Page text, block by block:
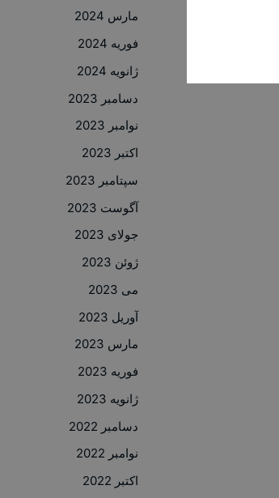
مارس 2024
فوریه 2024
ژانویه 2024
دسامبر 2023
نوامبر 2023
اکتبر 2023
سپتامبر 2023
آگوست 2023
جولای 2023
ژوئن 2023
می 2023
آوریل 2023
مارس 2023
فوریه 2023
ژانویه 2023
دسامبر 2022
نوامبر 2022
اکتبر 2022